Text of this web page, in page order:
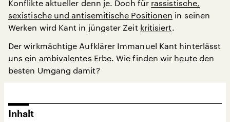
Konflikte aktueller denn je. Doch für rassistische,
sexistische und antisemitische Positionen in seinen
Werken wird Kant in jüngster Zeit kritisiert.
Der wirkmächtige Aufklärer Immanuel Kant hinterlässt
uns ein ambivalentes Erbe. Wie finden wir heute den
besten Umgang damit?
Inhalt